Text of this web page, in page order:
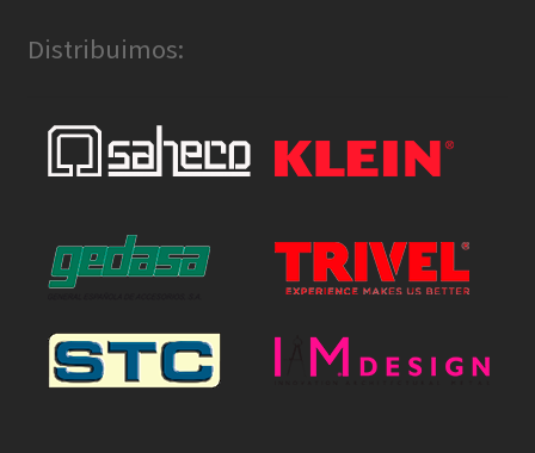
Distribuimos: